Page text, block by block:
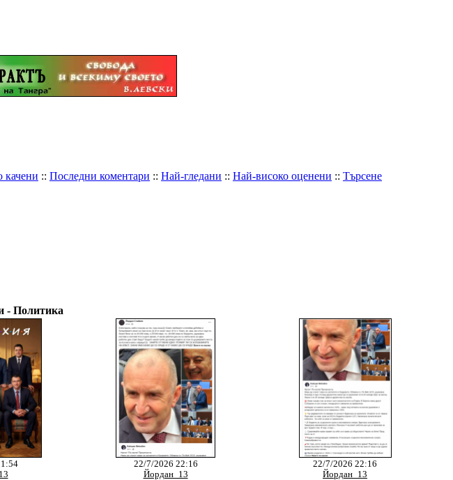
качени :: Последни коментари :: Най-гледани :: Най-високо оценени :: Търсене
- Политика
22/7/2026 22:16
Йордан_13
22/7/2026 22:16
Йордан_13